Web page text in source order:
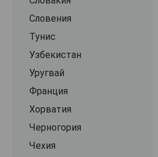
Словения
Тунис
Узбекистан
Уругвай
Франция
Хорватия
Черногория
Чехия